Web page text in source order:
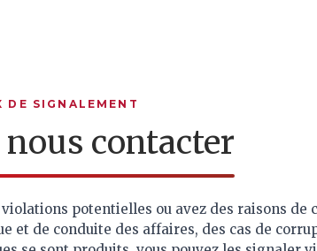
DE SIGNALEMENT
contacter
potentielles ou avez des raisons de
et de conduite des affaires, des cas de